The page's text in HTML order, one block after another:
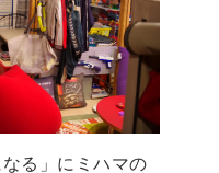
る」にミハマの